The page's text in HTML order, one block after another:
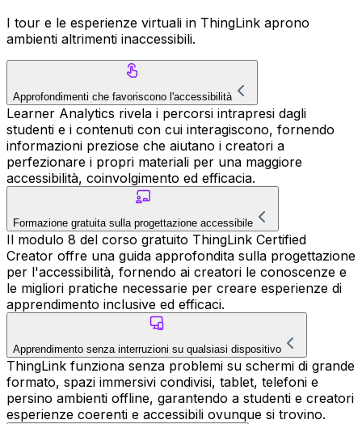
I tour e le esperienze virtuali in ThingLink aprono
ambienti altrimenti inaccessibili.
Approfondimenti che favoriscono l'accessibilità
Learner Analytics rivela i percorsi intrapresi dagli
studenti e i contenuti con cui interagiscono, fornendo
informazioni preziose che aiutano i creatori a
perfezionare i propri materiali per una maggiore
accessibilità, coinvolgimento ed efficacia.
Formazione gratuita sulla progettazione accessibile
Il modulo 8 del corso gratuito ThingLink Certified
Creator offre una guida approfondita sulla progettazione
per l'accessibilità, fornendo ai creatori le conoscenze e
le migliori pratiche necessarie per creare esperienze di
apprendimento inclusive ed efficaci.
Apprendimento senza interruzioni su qualsiasi dispositivo
ThingLink funziona senza problemi su schermi di grande
formato, spazi immersivi condivisi, tablet, telefoni e
persino ambienti offline, garantendo a studenti e creatori
esperienze coerenti e accessibili ovunque si trovino.